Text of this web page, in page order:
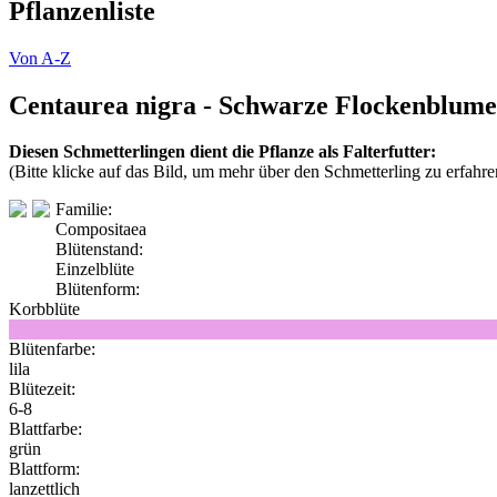
Pflanzenliste
Von A-Z
Centaurea nigra - Schwarze Flockenblume
Diesen Schmetterlingen dient die Pflanze als Falterfutter:
(Bitte klicke auf das Bild, um mehr über den Schmetterling zu
Familie:
Compositaea
Blütenstand:
Einzelblüte
Blütenform:
Korbblüte
Blütenfarbe:
lila
Blütezeit:
6-8
Blattfarbe:
grün
Blattform:
lanzettlich